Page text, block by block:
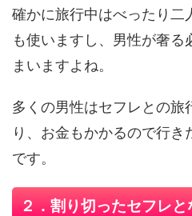
確かに旅行中はべったり二
も使いますし、男性が奢る
まいますよね。
多くの男性はセフレとの旅
り、お金もかかるので行き
です。
２．割り切ったセフレ